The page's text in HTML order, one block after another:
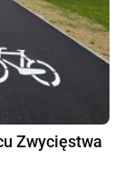
Zwycięstwa